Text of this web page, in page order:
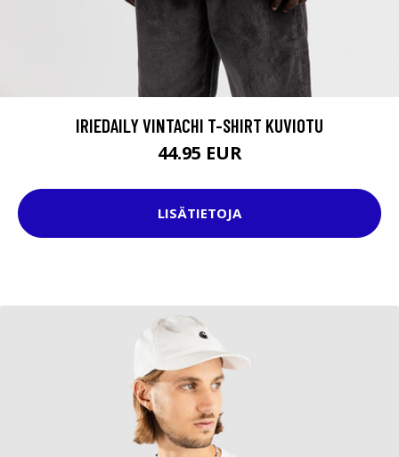
IRIEDAILY VINTACHI T-SHIRT KUVIOTU
44.95 EUR
LISÄTIETOJA